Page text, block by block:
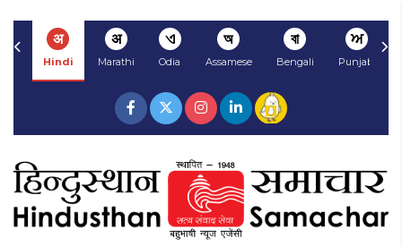
अ
Hindi
अ
Marathi
ଏ
Odia
অ
Assamese
বা
Bengali
ਅ
Punjabi